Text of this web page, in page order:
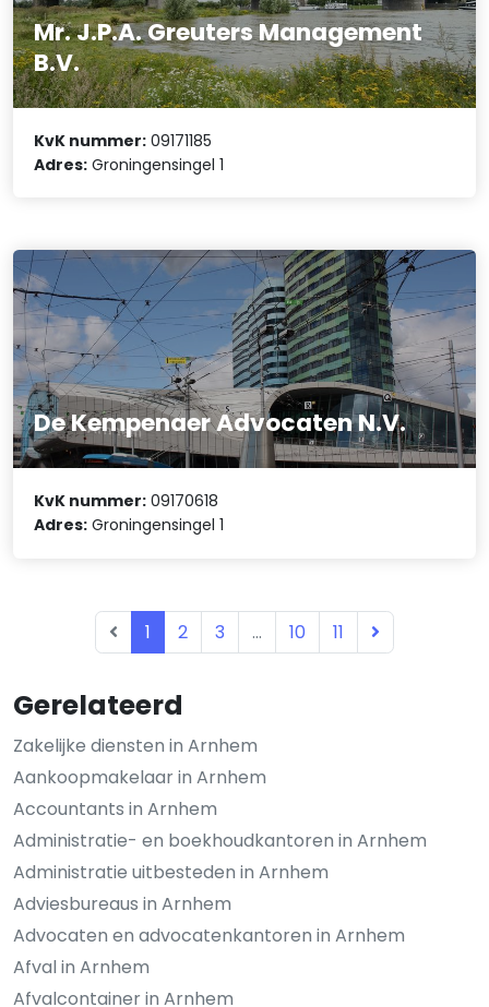
Gerelateerd
Zakelijke diensten in Arnhem
Aankoopmakelaar in Arnhem
Accountants in Arnhem
Administratie- en boekhoudkantoren in Arnhem
Administratie uitbesteden in Arnhem
Adviesbureaus in Arnhem
Advocaten en advocatenkantoren in Arnhem
Afval in Arnhem
Afvalcontainer in Arnhem
Mr. J.P.A. Greuters Management
B.V.
KvK nummer: 09171185
Adres: Groningensingel 1
De Kempenaer Advocaten N.V.
KvK nummer: 09170618
Adres: Groningensingel 1
1 2 3 ... 10 11